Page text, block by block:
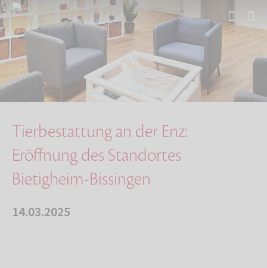
Start Über uns
Aktuelles
Tierbestattung an der Enz: Eröffnung des Stan…
Tierbestattung an der Enz:
Eröffnung des Standortes
Bietigheim-Bissingen
14.03.2025